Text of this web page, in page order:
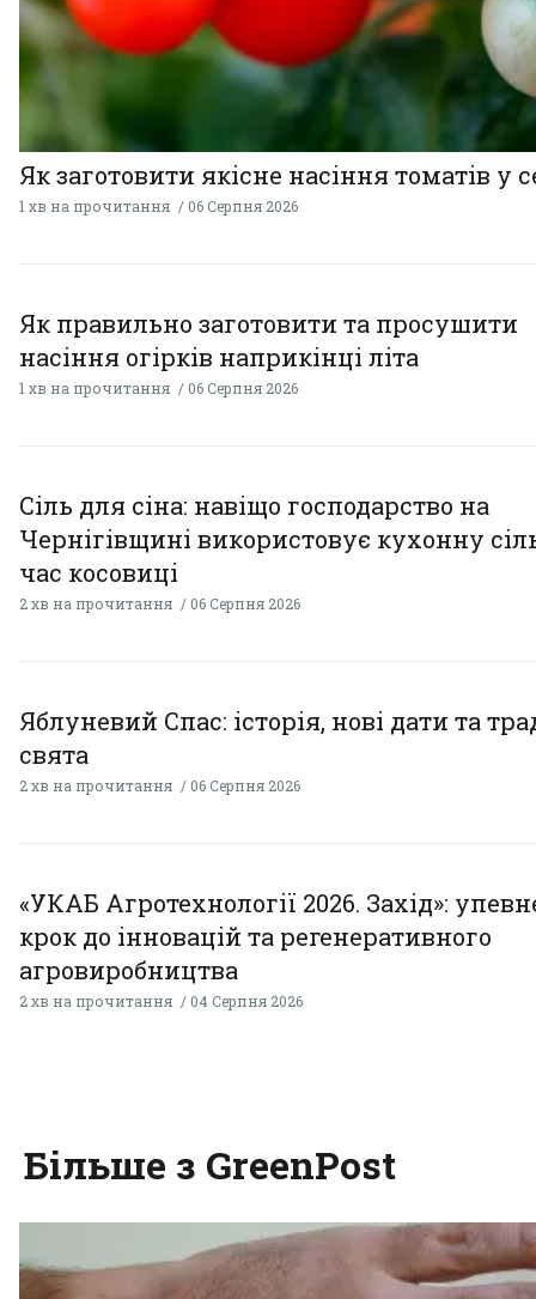
Як заготовити якісне насіння томатів у
1 хв на прочитання 06 Серпня 2026
Як правильно заготовити та просушити
насіння огірків наприкінці літа
1 хв на прочитання 06 Серпня 2026
Сіль для сіна: навіщо господарство на
Чернігівщині використовує кухонну
час косовиці
2 хв на прочитання 06 Серпня 2026
Яблуневий Спас: історія, нові дати та
свята
2 хв на прочитання 06 Серпня 2026
«УКАБ Агротехнології 2026. Захід»:
крок до інновацій та регенеративного
агровиробництва
2 хв на прочитання 04 Серпня 2026
Більше з GreenPost